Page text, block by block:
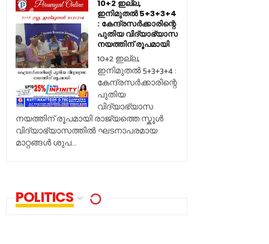
10+2 ഇല്ല,
ഇനിമുതൽ 5+3+3+4
: കേന്ദ്രസർക്കാരിന്റെ
പുതിയ വിദ്യാഭ്യാസ
നയത്തിന് രൂപമായി
10+2 ഇല്ല,
ഇനിമുതൽ 5+3+3+4 :
കേന്ദ്രസർക്കാരിന്റെ
പുതിയ
വിദ്യാഭ്യാസ
നയത്തിന് രൂപമായി രാജ്യത്തെ സ്കൂൾ
വിദ്യാഭ്യാസത്തിൽ ഘടനാപരമായ
മാറ്റങ്ങൾ ശുപ...
POLITICS